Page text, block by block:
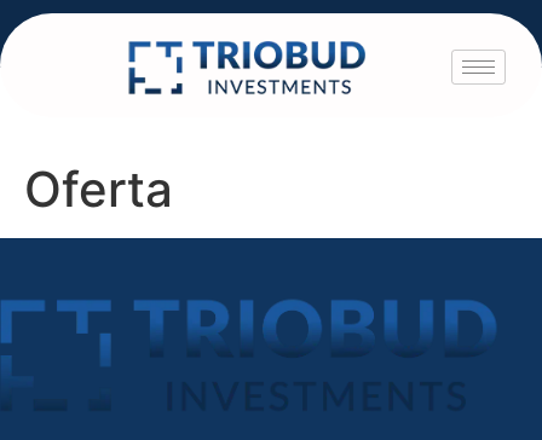
Oferta